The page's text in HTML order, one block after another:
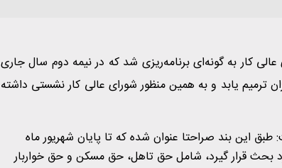
کار به گونه‌ای برنامه‌ریزی شد که در نیمه دوم سال جاری
یابد و به همین منظور شورای عالی کار نشستی داشته
مزد ۱۴۰۵ را یادآور شد و گفت: طبق این بند صراحتا عنوان شده که تا پایان شهریور ماه
بحث قرار گیرد، شامل حق تاهل، حق مسکن و حق خواربار